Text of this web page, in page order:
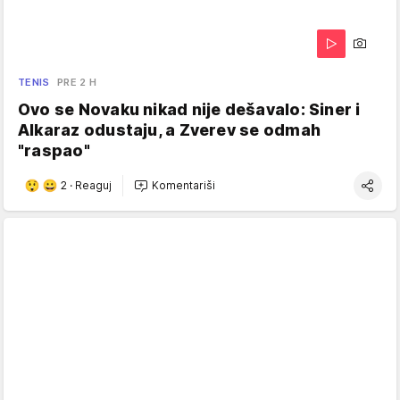
TENIS PRE 2 H
Ovo se Novaku nikad nije dešavalo: Siner i
Alkaraz odustaju, a Zverev se odmah
"raspao"
2 · Reaguj Komentariši